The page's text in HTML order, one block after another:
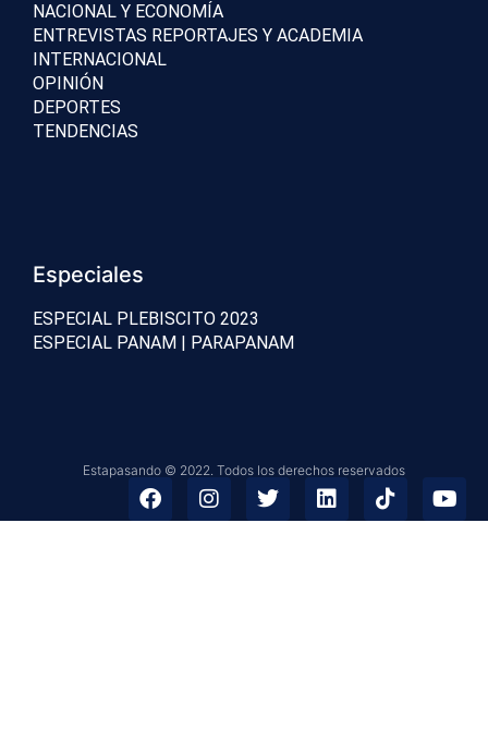
NACIONAL Y ECONOMÍA
ENTREVISTAS REPORTAJES Y ACADEMIA
INTERNACIONAL
OPINIÓN
DEPORTES
TENDENCIAS
Especiales
ESPECIAL PLEBISCITO 2023
ESPECIAL PANAM | PARAPANAM
Estapasando © 2022. Todos los derechos reservados